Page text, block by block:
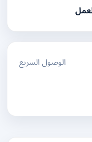
الوصول السريع